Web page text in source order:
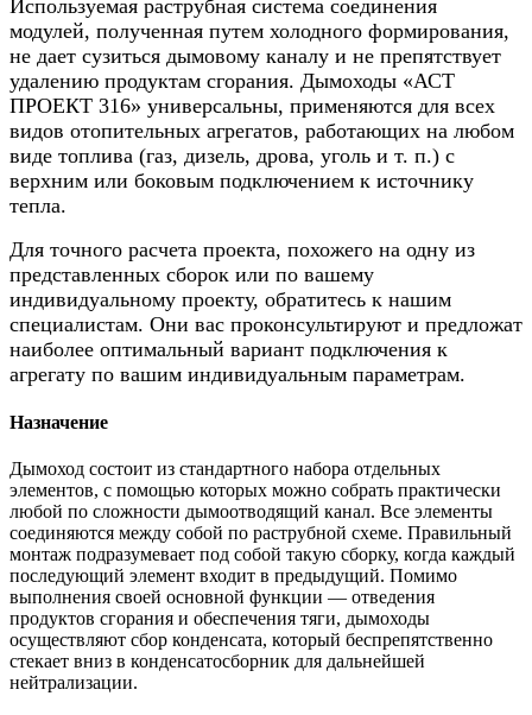
Используемая раструбная система соединения
модулей, полученная путем холодного формирования,
не дает сузиться дымовому каналу и не препятствует
удалению продуктам сгорания. Дымоходы «АСТ
ПРОЕКТ 316» универсальны, применяются для всех
видов отопительных агрегатов, работающих на любом
виде топлива (газ, дизель, дрова, уголь и т. п.) с
верхним или боковым подключением к источнику
тепла.
Для точного расчета проекта, похожего на одну из
представленных сборок или по вашему
индивидуальному проекту, обратитесь к нашим
специалистам. Они вас проконсультируют и предложат
наиболее оптимальный вариант подключения к
агрегату по вашим индивидуальным параметрам.
Назначение
Дымоход состоит из стандартного набора отдельных
элементов, с помощью которых можно собрать практически
любой по сложности дымоотводящий канал. Все элементы
соединяются между собой по раструбной схеме. Правильный
монтаж подразумевает под собой такую сборку, когда каждый
последующий элемент входит в предыдущий. Помимо
выполнения своей основной функции — отведения
продуктов сгорания и обеспечения тяги, дымоходы
осуществляют сбор конденсата, который беспрепятственно
стекает вниз в конденсатосборник для дальнейшей
нейтрализации.